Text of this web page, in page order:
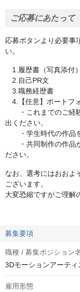
ご応募にあたって
応募ボタンより必要事
い。
1.履歴書（写真添付）
2.自己PR文
3.職務経歴書
4.【任意】ポートフ
・これまでのご経験
出ください。
・学生時代の作品を
・共同制作の作品が
ださい。
なお、選考にはおおよ
ございます。
大変恐縮ですがご理解
募集要項
職種 / 募集ポジション
3Dモーションアーティ
雇用形態